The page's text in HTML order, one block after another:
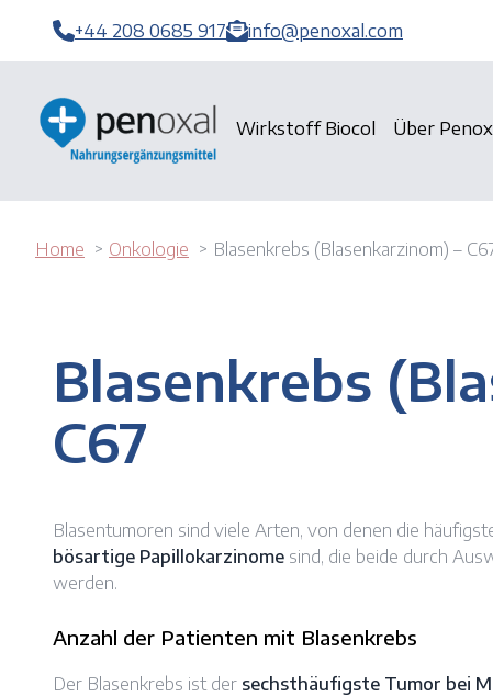
+44 208 0685 917 info@penoxal.com
Wirkstoff Biocol Über
Home Onkologie Blasenkrebs (Blasenkarzinom) –
Blasenkrebs
C67
Blasentumoren sind viele Arten, von denen die
bösartige Papillokarzinome sind, die beide durch
werden.
Anzahl der Patienten mit Blasenkrebs
Der Blasenkrebs ist der sechsthäufigste Tumor bei